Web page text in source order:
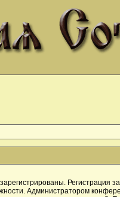
Регистрация
Администратором